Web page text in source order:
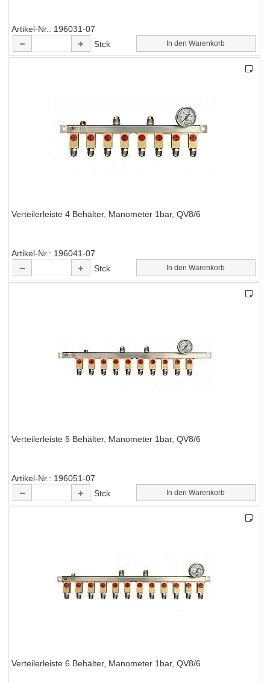
Artikel-Nr.
196031-07
Stck
In den Warenkorb
Verteilerleiste 4 Behälter, Manometer 1bar, QV8/6
Artikel-Nr.
196041-07
Stck
In den Warenkorb
Verteilerleiste 5 Behälter, Manometer 1bar, QV8/6
Artikel-Nr.
196051-07
Stck
In den Warenkorb
Verteilerleiste 6 Behälter, Manometer 1bar, QV8/6